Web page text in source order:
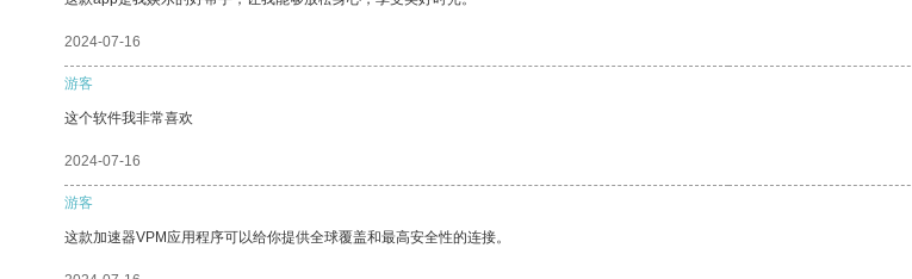
2024-07-16
游客
这个软件我非常喜欢
2024-07-16
游客
这款加速器VPM应用程序可以给你提供全球覆盖和最高安全性的连接。